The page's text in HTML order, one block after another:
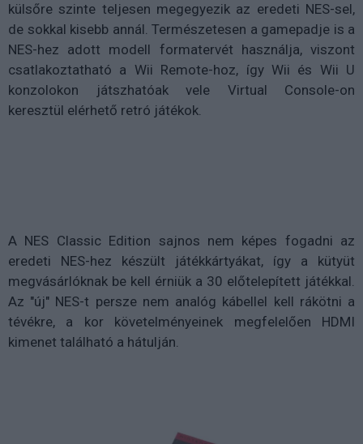
külsőre szinte teljesen megegyezik az eredeti NES-sel,
de sokkal kisebb annál. Természetesen a gamepadje is a
NES-hez adott modell formatervét használja, viszont
csatlakoztatható a Wii Remote-hoz, így Wii és Wii U
konzolokon játszhatóak vele Virtual Console-on
keresztül elérhető retró játékok.
A NES Classic Edition sajnos nem képes fogadni az
eredeti NES-hez készült játékkártyákat, így a kütyüt
megvásárlóknak be kell érniük a 30 előtelepített játékkal.
Az "új" NES-t persze nem analóg kábellel kell rákötni a
tévékre, a kor követelményeinek megfelelően HDMI
kimenet található a hátulján.